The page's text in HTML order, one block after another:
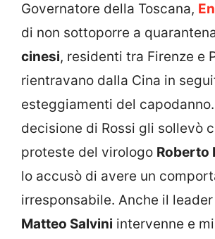
Governatore della Toscana,
di non sottoporre a
cinesi, residenti tra Firenze e
rientravano dalla Cina in
esteggiamenti del
decisione di Rossi gli sollevò
proteste del virologo Roberto
lo accusò di avere un
irresponsabile. Anche il
Matteo Salvini intervenne e